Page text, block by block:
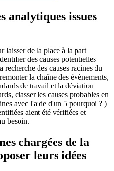
analytiques issues
laisser de la place à la part
des causes potentielles
des causes racines du
la chaîne des évènements,
de travail et la déviation
classer les causes probables en
avec l'aide d'un 5 pourquoi ? )
aient été vérifiées et
besoin.
chargées de la
leurs idées